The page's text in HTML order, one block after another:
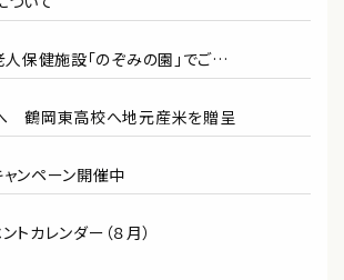
保健施設「のぞみの園」でご…
鶴岡東高校へ地元産米を贈呈
ンペーン開催中
トカレンダー（８月）